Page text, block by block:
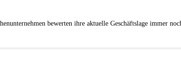
bewerten ihre aktuelle Geschäftslage immer